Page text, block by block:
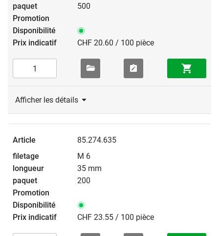
500
CHF 20.60 / 100 pièce
Afficher les détails
85.274.635
M 6
35 mm
200
CHF 23.55 / 100 pièce